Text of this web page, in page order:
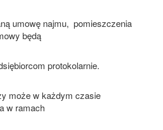
umowę najmu, pomieszczenia
będą
protokolarnie.
może w każdym czasie
w ramach